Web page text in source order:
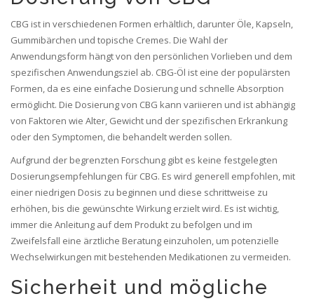
CBG ist in verschiedenen Formen erhältlich, darunter Öle, Kapseln,
Gummibärchen und topische Cremes. Die Wahl der
Anwendungsform hängt von den persönlichen Vorlieben und dem
spezifischen Anwendungsziel ab. CBG-Öl ist eine der populärsten
Formen, da es eine einfache Dosierung und schnelle Absorption
ermöglicht. Die Dosierung von CBG kann variieren und ist abhängig
von Faktoren wie Alter, Gewicht und der spezifischen Erkrankung
oder den Symptomen, die behandelt werden sollen.
Aufgrund der begrenzten Forschung gibt es keine festgelegten
Dosierungsempfehlungen für CBG. Es wird generell empfohlen, mit
einer niedrigen Dosis zu beginnen und diese schrittweise zu
erhöhen, bis die gewünschte Wirkung erzielt wird. Es ist wichtig,
immer die Anleitung auf dem Produkt zu befolgen und im
Zweifelsfall eine ärztliche Beratung einzuholen, um potenzielle
Wechselwirkungen mit bestehenden Medikationen zu vermeiden.
Sicherheit und mögliche